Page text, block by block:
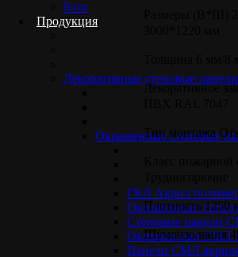
Блог
Продукция
Декоративные стеновые панели
Окрашенные стеновые
ГКЛ Акрил
Окрашенный
Стеновые панели
Окрашенный СМЛ
Панели СМЛ
Декоративное
Тип монтажа
Плотность 1250
Шумоизоляция